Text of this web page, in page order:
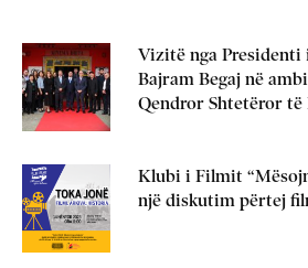
Vizitë nga Presidenti
Bajram Begaj në
Qendror Shtetëror
Klubi i Filmit
një diskutim përtej